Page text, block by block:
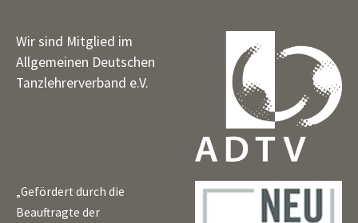
Wir sind Mitglied im
Allgemeinen Deutschen
Tanzlehrerverband e.V.
„Gefördert durch die
Beauftragte der